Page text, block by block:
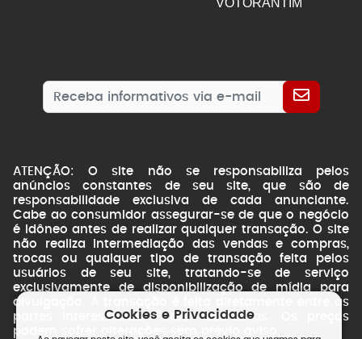
VOTORANTIM
ATENÇÃO: O site não se responsabiliza pelos
anúncios constantes de seu site, que são de
responsabilidade exclusiva de cada anunciante.
Cabe ao consumidor assegurar-se de que o negócio
é idôneo antes de realizar qualquer transação. O site
não realiza intermediação das vendas e compras,
trocas ou qualquer tipo de transação feita pelos
usuários de seu site, tratando-se de serviço
exclusivamente de disponibilização de mídia para
divulgação. A transação é feita diretamente entre as
partes interessadas. Fotos ilustrativas. Os preços
podem sofrer alterações sem prévio aviso.
Cookies e Privacidade